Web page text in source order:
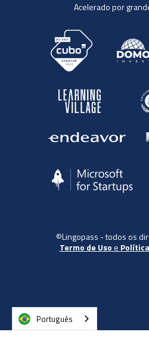
Acelerado por
©Lingopass - todos os
Termo de Uso e
Português